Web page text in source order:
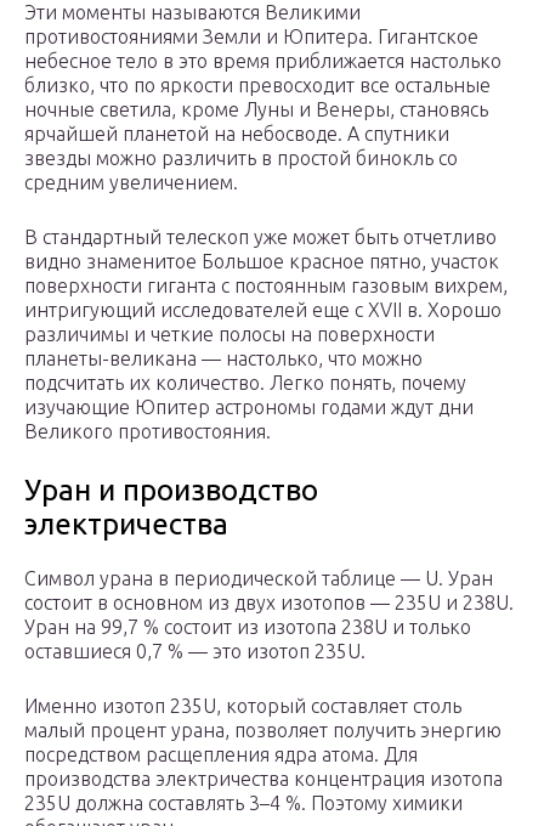
Эти моменты называются Великими
противостояниями Земли и Юпитера. Гигантское
небесное тело в это время приближается настолько
близко, что по яркости превосходит все остальные
ночные светила, кроме Луны и Венеры, становясь
ярчайшей планетой на небосводе. А спутники
звезды можно различить в простой бинокль со
средним увеличением.
В стандартный телескоп уже может быть отчетливо
видно знаменитое Большое красное пятно, участок
поверхности гиганта с постоянным газовым вихрем,
интригующий исследователей еще с XVII в. Хорошо
различимы и четкие полосы на поверхности
планеты-великана — настолько, что можно
подсчитать их количество. Легко понять, почему
изучающие Юпитер астрономы годами ждут дни
Великого противостояния.
Уран и производство
электричества
Символ урана в периодической таблице — U. Уран
состоит в основном из двух изотопов — 235U и 238U.
Уран на 99,7 % состоит из изотопа 238U и только
оставшиеся 0,7 % — это изотоп 235U.
Именно изотоп 235U, который составляет столь
малый процент урана, позволяет получить энергию
посредством расщепления ядра атома. Для
производства электричества концентрация изотопа
235U должна составлять 3–4 %. Поэтому химики